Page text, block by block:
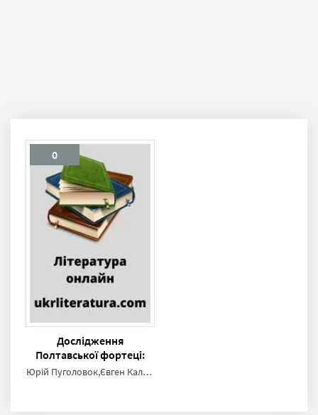
0
Дослідження
Полтавської фортеці:
Старе місто
Юрій Пуголовок,Євген Калашник